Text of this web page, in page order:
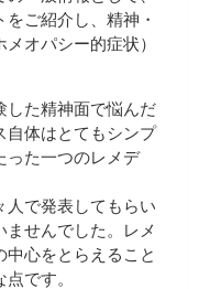
ご紹介し、精神・
オパシー的症状）
した精神面で悩んだ
自体はとてもシンプ
った一つのレメデ
人で発表してもらい
ませんでした。レメ
心をとらえること
です。